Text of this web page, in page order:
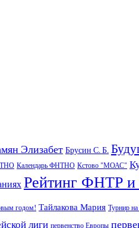
Элизабет Брусин С. Б.
Календарь ФНТНО Кстово "МОАС"
Рейтинг ФНТР и
годом! Тайлакова Мария Турнир
лиги первенство Европы